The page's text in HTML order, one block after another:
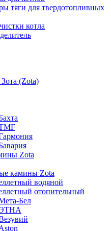
тяги для твердотопливных
котла
(Zota)
Zota
камины Zota
водяной
отопительный
Бел